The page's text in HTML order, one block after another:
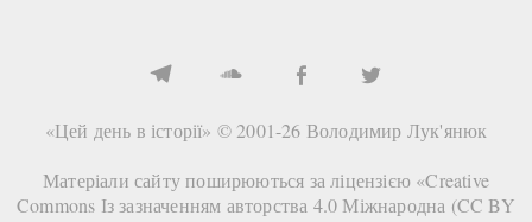
«Цей день в історії» © 2001-26 Володимир Лук'янюк
Матеріали сайту поширюються за ліцензією «Creative
Commons Із зазначенням авторства 4.0 Міжнародна (CC BY